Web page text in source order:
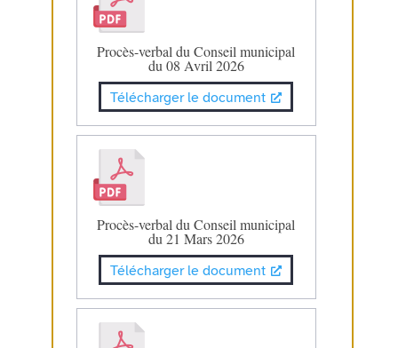
Procès-verbal du Conseil municipal
du 08 Avril 2026
Télécharger le document
Procès-verbal du Conseil municipal
du 21 Mars 2026
Télécharger le document